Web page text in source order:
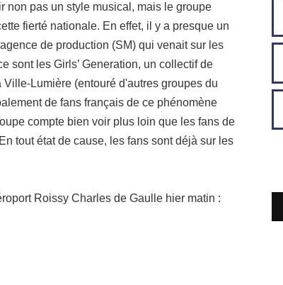
non pas un style musical, mais le groupe
fierté nationale. En effet, il y a presque un
de production (SM) qui venait sur les
sont les Girls’ Generation, un collectif de
Ville-Lumière (entouré d'autres groupes du
de fans français de ce phénomène
compte bien voir plus loin que les fans de
tout état de cause, les fans sont déjà sur les
Roissy Charles de Gaulle hier matin :